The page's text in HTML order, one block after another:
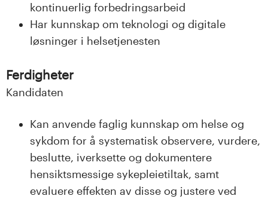
kontinuerlig forbedringsarbeid
Har kunnskap om teknologi og digitale
løsninger i helsetjenesten
Ferdigheter
Kandidaten
Kan anvende faglig kunnskap om helse og
sykdom for å systematisk observere, vurdere,
beslutte, iverksette og dokumentere
hensiktsmessige sykepleietiltak, samt
evaluere effekten av disse og justere ved